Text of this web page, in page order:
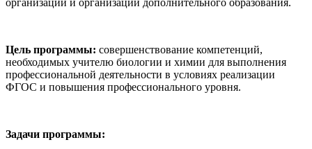
организаций и организаций дополнительного образования.
Цель программы: совершенствование компетенций,
необходимых учителю биологии и химии для выполнения
профессиональной деятельности в условиях реализации
ФГОС и повышения профессионального уровня.
Задачи программы: